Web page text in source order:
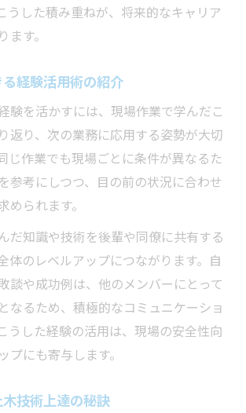
うした積み重ねが、将来的なキャリア
ます。
経験活用術の紹介
験を活かすには、現場作業で学んだこ
返り、次の業務に応用する姿勢が大切
じ作業でも現場ごとに条件が異なるた
参考にしつつ、目の前の状況に合わせ
められます。
だ知識や技術を後輩や同僚に共有する
体のレベルアップにつながります。自
談や成功例は、他のメンバーにとって
なるため、積極的なコミュニケーショ
うした経験の活用は、現場の安全性向
プにも寄与します。
技術上達の秘訣